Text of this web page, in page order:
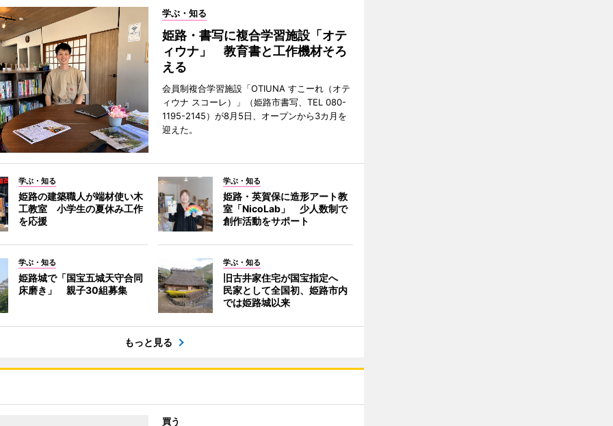
学ぶ・知る
姫路・書写に複合学習施設「オテ
ィウナ」 教育書と工作機材そろ
える
会員制複合学習施設「OTIUNA すこーれ（オテ
ィウナ スコーレ）」（姫路市書写、TEL 080-
1195-2145）が8月5日、オープンから3カ月を
迎えた。
学ぶ・知る
姫路の建築職人が端材使い木
工教室 小学生の夏休み工作
を応援
学ぶ・知る
姫路・英賀保に造形アート教
室「NicoLab」 少人数制で
創作活動をサポート
学ぶ・知る
姫路城で「国宝五城天守合同
床磨き」 親子30組募集
学ぶ・知る
旧古井家住宅が国宝指定へ
民家として全国初、姫路市内
では姫路城以来
もっと見る
買う